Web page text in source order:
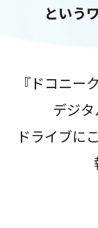
という
『ドコニー
デジタ
ドライブに